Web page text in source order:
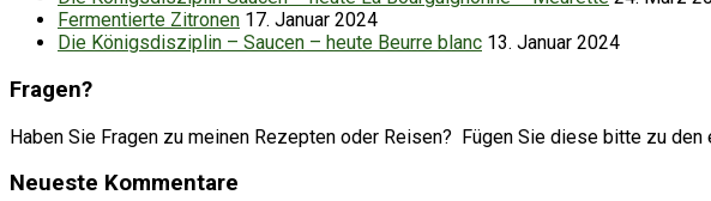
Fermentierte Zitronen 17. Januar 2024
Die Königsdisziplin – Saucen – heute Beurre blanc 13. Januar 2024
Fragen?
Haben Sie Fragen zu meinen Rezepten oder Reisen? Fügen Sie diese bitte zu
Neueste Kommentare